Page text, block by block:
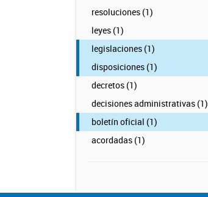
resoluciones (1)
leyes (1)
legislaciones (1)
disposiciones (1)
decretos (1)
decisiones administrativas (1)
boletín oficial (1)
acordadas (1)